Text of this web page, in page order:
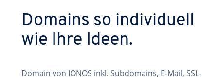
Domains so individuell
wie Ihre Ideen.
Domain von IONOS inkl. Subdomains, E-Mail, SSL-